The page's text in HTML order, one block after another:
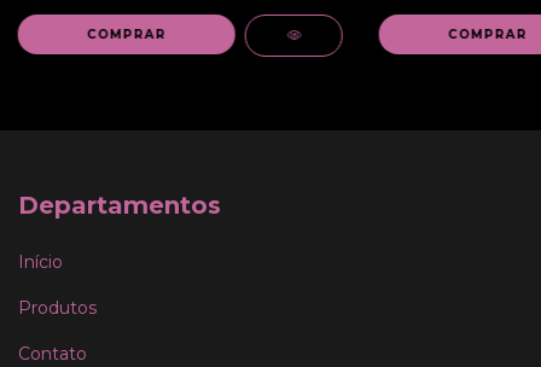
COMPRAR COMPRAR
Departamentos
Início
Produtos
Contato